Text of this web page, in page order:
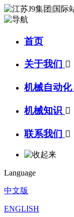
首页
关于我们 
机械自动化
机械知识 
联系我们 
Language
中文版
ENGLISH